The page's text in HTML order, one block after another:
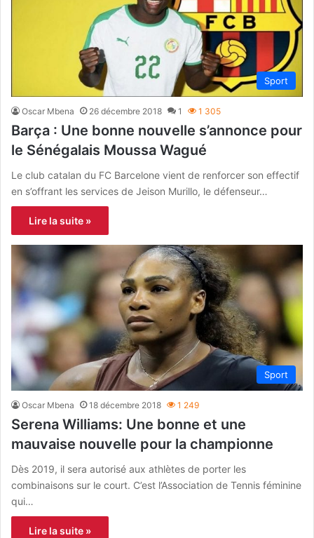
Sport
Oscar Mbena 26 décembre 2018 1 1 305
Barça : Une bonne nouvelle s’annonce pour
le Sénégalais Moussa Wagué
Le club catalan du FC Barcelone vient de renforcer son effectif
en s’offrant les services de Jeison Murillo, le défenseur…
Lire la suite »
Sport
Oscar Mbena 18 décembre 2018 1 249
Serena Williams: Une bonne et une
mauvaise nouvelle pour la championne
Dès 2019, il sera autorisé aux athlètes de porter les
combinaisons sur le court. C’est l’Association de Tennis féminine
qui…
Lire la suite »